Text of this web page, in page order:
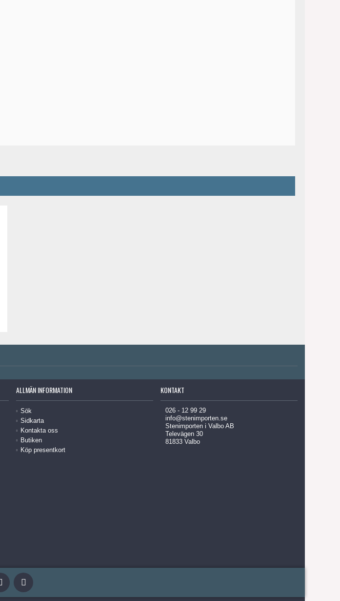
ALLMÄN INFORMATION
Sök
Sidkarta
Kontakta oss
Butiken
Köp presentkort
KONTAKT
026 - 12 99 29
info@stenimporten.se
Stenimporten i Valbo AB
Televägen 30
81833 Valbo